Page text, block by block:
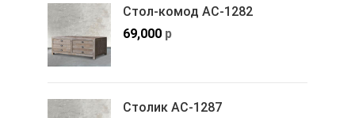
Стол-комод АС-1282
69,000 р
Столик АС-1287